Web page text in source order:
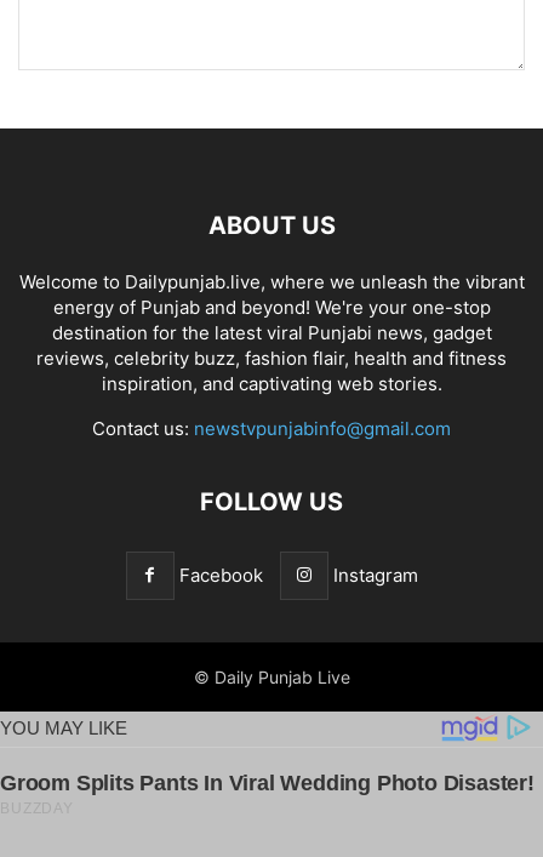
ABOUT US
Welcome to Dailypunjab.live, where we unleash the vibrant
energy of Punjab and beyond! We're your one-stop
destination for the latest viral Punjabi news, gadget
reviews, celebrity buzz, fashion flair, health and fitness
inspiration, and captivating web stories.
Contact us: newstvpunjabinfo@gmail.com
FOLLOW US
Facebook Instagram
© Daily Punjab Live